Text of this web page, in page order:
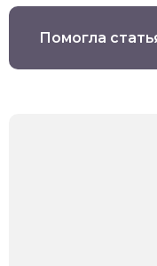
Помогла